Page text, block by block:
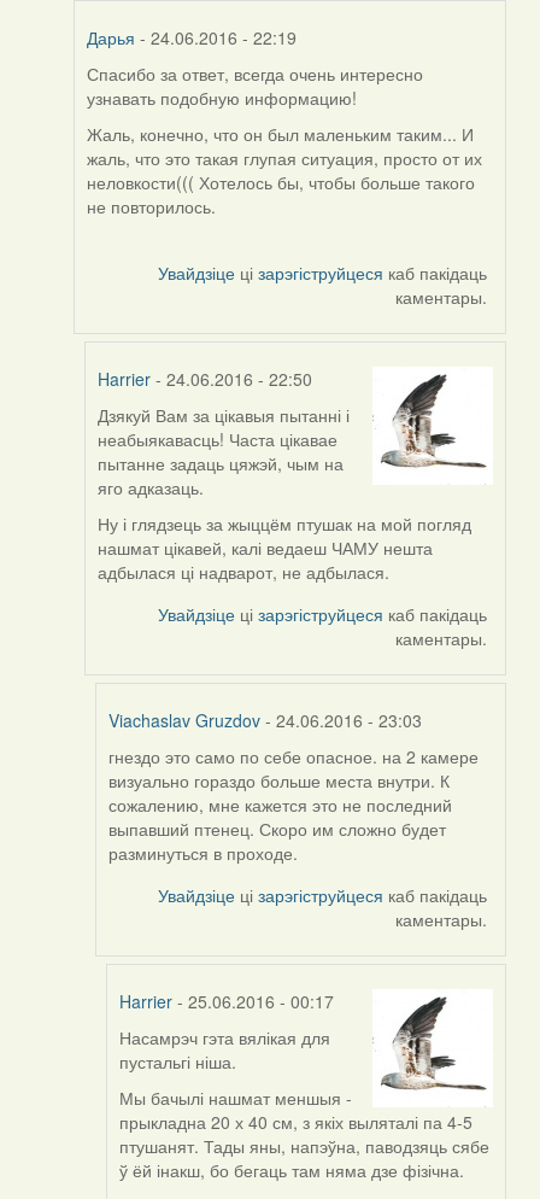
Дарья - 24.06.2016 - 22:19
In
reply
to
by
Harrier
Спасибо за ответ, всегда очень интересно
узнавать подобную информацию!
Жаль, конечно, что он был маленьким таким... И
жаль, что это такая глупая ситуация, просто от их
неловкости((( Хотелось бы, чтобы больше такого
не повторилось.
Увайдзіце цізарэгіструйцеся каб пакідаць
каментары.
Harrier - 24.06.2016 - 22:50
In
reply
to
by
Дарья
Дзякуй Вам за цікавыя пытанні і
неабыякавасць! Часта цікавае
пытанне задаць цяжэй, чым на
яго адказаць.
Ну і глядзець за жыццём птушак на мой погляд
нашмат цікавей, калі ведаеш ЧАМУ нешта
адбылася ці надварот, не адбылася.
Увайдзіце цізарэгіструйцеся каб пакідаць
каментары.
Viachaslav Gruzdov - 24.06.2016 - 23:03
In
reply
to
by
Harrier
гнездо это само по себе опасное. на 2 камере
визуально гораздо больше места внутри. К
сожалению, мне кажется это не последний
выпавший птенец. Скоро им сложно будет
разминуться в проходе.
Увайдзіце цізарэгіструйцеся каб пакідаць
каментары.
Harrier- 25.06.2016 - 00:17
In
reply
to
by
Viachaslav
Gruzdov
Насамрэч гэта вялікая для
пустальгі ніша.
Мы бачылі нашмат меншыя -
прыкладна 20 х 40 см, з якіх выляталі па 4-5
птушанят. Тады яны, напэўна, паводзяць сябе
ў ёй інакш, бо бегаць там няма дзе фізічна.